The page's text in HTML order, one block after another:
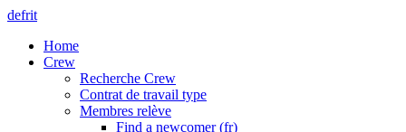
defrit
Home
Crew
Recherche Crew
Contrat de travail type
Membres relève
Find a newcomer (fr)